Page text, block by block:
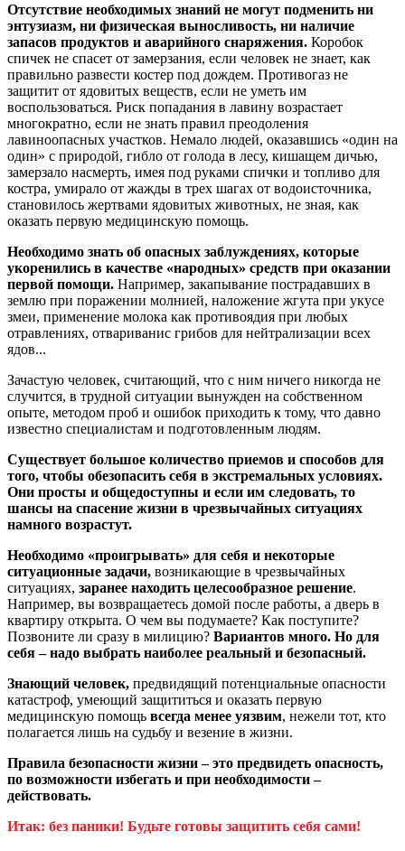
Отсутствие необходимых знаний не могут подменить ни
энтузиазм, ни физическая выносливость, ни наличие
запасов продуктов и аварийного снаряжения. Коробок
спичек не спасет от замерзания, если человек не знает, как
правильно развести костер под дождем. Противогаз не
защитит от ядовитых веществ, если не уметь им
воспользоваться. Риск попадания в лавину возрастает
многократно, если не знать правил преодоления
лавиноопасных участков. Немало людей, оказавшись «один на
один» с природой, гибло от голода в лесу, кишащем дичью,
замерзало насмерть, имея под руками спички и топливо для
костра, умирало от жажды в трех шагах от водоисточника,
становилось жертвами ядовитых животных, не зная, как
оказать первую медицинскую помощь.
Необходимо знать об опасных заблуждениях, которые
укоренились в качестве «народных» средств при оказании
первой помощи. Например, закапывание пострадавших в
землю при поражении молнией, наложение жгута при укусе
змеи, применение молока как противоядия при любых
отравлениях, отвариванис грибов для нейтрализации всех
ядов...
Зачастую человек, считающий, что с ним ничего никогда не
случится, в трудной ситуации вынужден на собственном
опыте, методом проб и ошибок приходить к тому, что давно
известно специалистам и подготовленным людям.
Существует большое количество приемов и способов для
того, чтобы обезопасить себя в экстремальных условиях.
Они просты и общедоступны и если им следовать, то
шансы на спасение жизни в чрезвычайных ситуациях
намного возрастут.
Необходимо «проигрывать» для себя и некоторые
ситуационные задачи, возникающие в чрезвычайных
ситуациях, заранее находить целесообразное решение.
Например, вы возвращаетесь домой после работы, а дверь в
квартиру открыта. О чем вы подумаете? Как поступите?
Позвоните ли сразу в милицию? Вариантов много. Но для
себя – надо выбрать наиболее реальный и безопасный.
Знающий человек, предвидящий потенциальные опасности
катастроф, умеющий защититься и оказать первую
медицинскую помощь всегда менее уязвим, нежели тот, кто
полагается лишь на судьбу и везение в жизни.
Правила безопасности жизни – это предвидеть опасность,
по возможности избегать и при необходимости –
действовать.
Итак: без паники! Будьте готовы защитить себя сами!